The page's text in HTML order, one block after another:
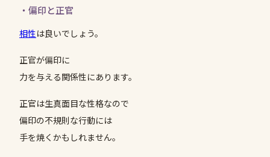
・偏印と正官
相性は良いでしょう。
正官が偏印に
力を与える関係性にあります。
正官は生真面目な性格なので
偏印の不規則な行動には
手を焼くかもしれません。